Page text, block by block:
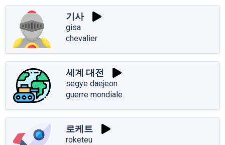
기사
gisa
chevalier
세계 대전
segye daejeon
guerre mondiale
로케트
roketeu